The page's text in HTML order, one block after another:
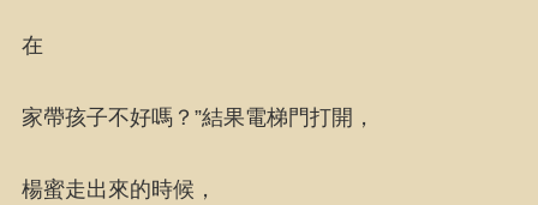
在
家帶孩子不好嗎？”結果電梯門打開，
楊蜜走出來的時候，